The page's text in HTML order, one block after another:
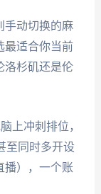
手动切换的麻
最适合你当前
洛杉矶还是伦
上冲刺排位，
至同时多开设
播），一个账